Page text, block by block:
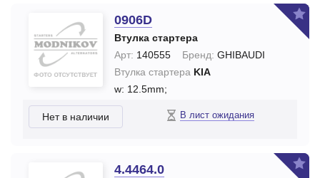
0906D
Втулка стартера
Арт: 140555 Бренд: GHIBAUDI
Втулка стартера KIA
w: 12.5mm;
Нет в наличии В лист ожидания
4.4464.0